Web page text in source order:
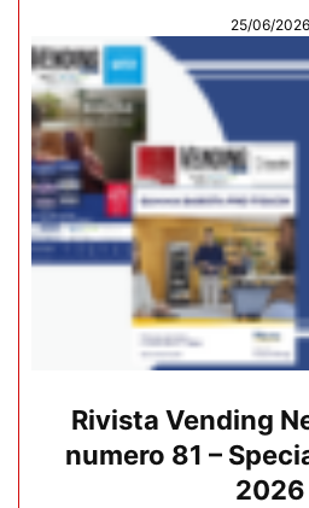
25/06/2026
Rivista Vending
numero 81 –
2026